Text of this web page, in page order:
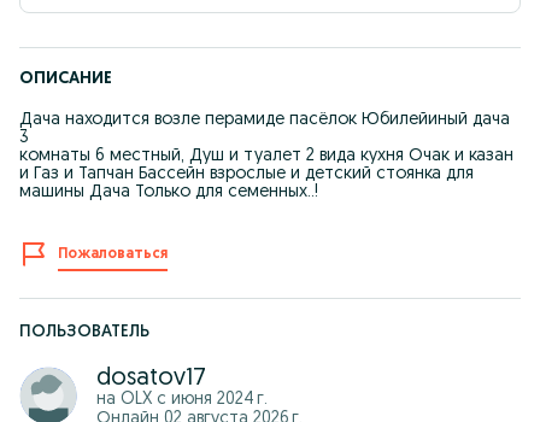
ОПИСАНИЕ
Дача находится возле перамиде пасёлок Юбилейиный дача
3
комнаты 6 местный, Душ и туалет 2 вида кухня Очак и казан
и Газ и Тапчан Бассейн взрослые и детский стоянка для
машины Дача Только для семенных..!
Пожаловаться
ПОЛЬЗОВАТЕЛЬ
dosatov17
на OLX с июня 2024 г.